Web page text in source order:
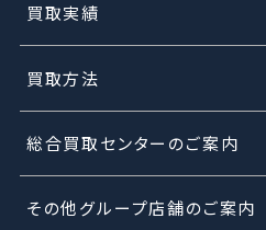
買取実績
買取方法
総合買取センターのご案内
その他グループ店舗のご案内